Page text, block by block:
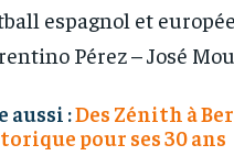
espagnol et
Pérez – José
aussi :Des Zénith à
pour ses 30 ans